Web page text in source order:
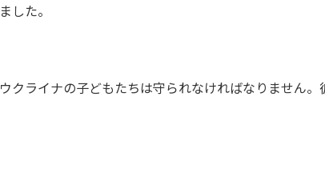
ました。
ウクライナの子どもたちは守られなければなりません。